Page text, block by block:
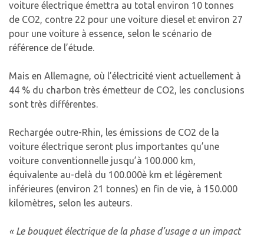
voiture électrique émettra au total environ 10 tonnes
de CO2, contre 22 pour une voiture diesel et environ 27
pour une voiture à essence, selon le scénario de
référence de l’étude.
Mais en Allemagne, où l’électricité vient actuellement à
44 % du charbon très émetteur de CO2, les conclusions
sont très différentes.
Rechargée outre-Rhin, les émissions de CO2 de la
voiture électrique seront plus importantes qu’une
voiture conventionnelle jusqu’à 100.000 km,
équivalente au-delà du 100.000è km et légèrement
inférieures (environ 21 tonnes) en fin de vie, à 150.000
kilomètres, selon les auteurs.
« Le bouquet électrique de la phase d’usage a un impact